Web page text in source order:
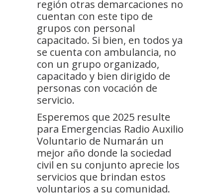
región otras demarcaciones no
cuentan con este tipo de
grupos con personal
capacitado. Si bien, en todos ya
se cuenta con ambulancia, no
con un grupo organizado,
capacitado y bien dirigido de
personas con vocación de
servicio.
Esperemos que 2025 resulte
para Emergencias Radio Auxilio
Voluntario de Numarán un
mejor año donde la sociedad
civil en su conjunto aprecie los
servicios que brindan estos
voluntarios a su comunidad.